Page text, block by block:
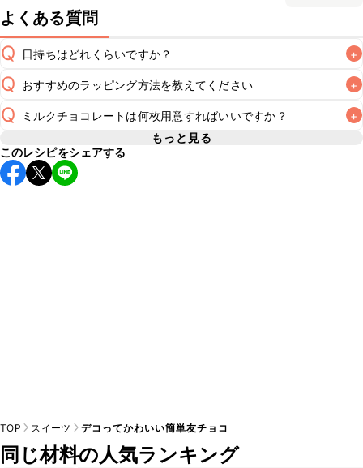
よくある質問
Q 日持ちはどれくらいですか？ +
A
保存期間は冷蔵で2~3日が目安です。なるべくお早めにお召
こちらの注意事項をご確認の上、正し
Q おすすめのラッピング方法を教えてください +
こちら でおすすめのラッピング方法をご紹介しています。な
お、要冷蔵のスイーツのため、お持ち運びの際は保冷剤をつ
Q ミルクチョコレートは何枚用意すればいいですか？ +
A
3枚使用しています。メーカーによって1枚あたりのg数が異
なるため、パッケージに記載されているg数をご確認のうえ
もっと見る
このレシピをシェアする
TOP スイーツ デコってかわいい簡単友チョコ
同じ材料の人気ランキング